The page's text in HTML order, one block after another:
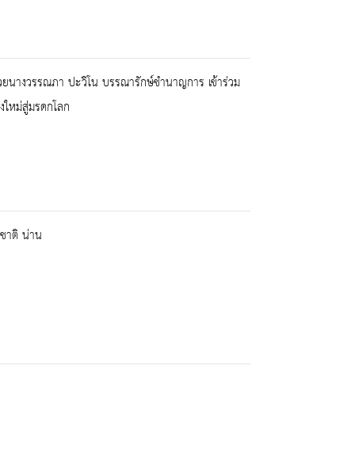
างวรรณภา ปะวิโน บรรณารักษ์ชำนาญการ เข้าร่วม
หม่สู่มรดกโลก
าติ น่าน